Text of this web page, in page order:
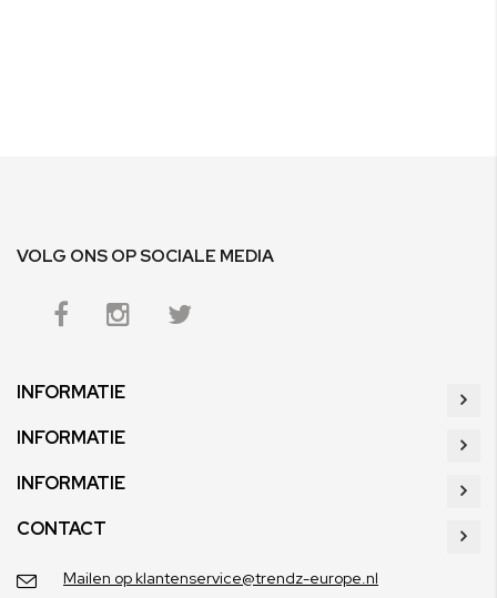
VOLG ONS OP SOCIALE MEDIA
INFORMATIE
INFORMATIE
INFORMATIE
CONTACT
Mailen op klantenservice@trendz-europe.nl